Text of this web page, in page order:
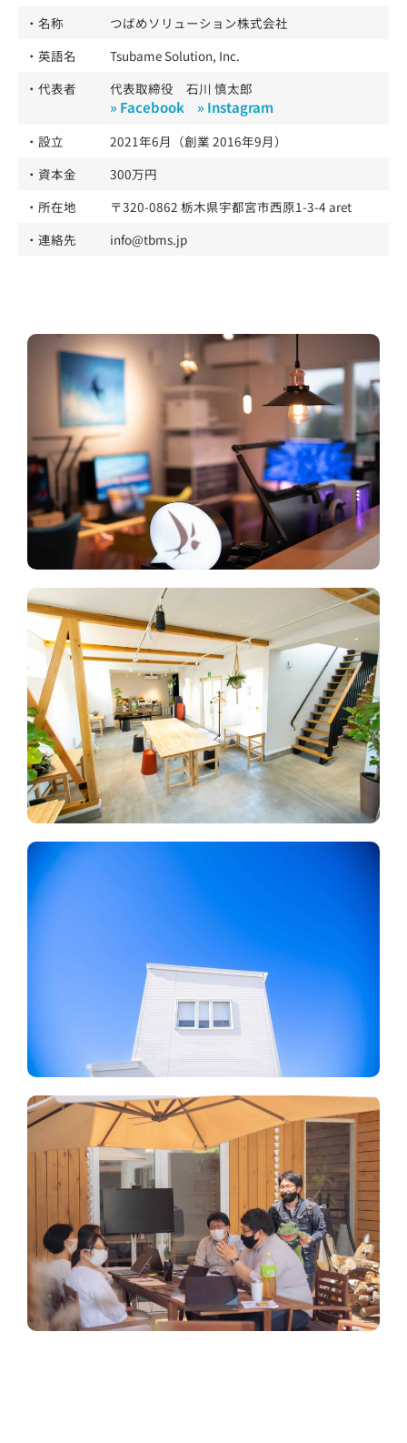
・名称
つばめソリューション株式会社
・英語名
Tsubame Solution, Inc.
・代表者
代表取締役 石川 慎太郎
» Facebook » Instagram
・設立
2021年6月（創業 2016年9月）
・資本金
300万円
・所在地
〒320-0862 栃木県宇都宮市西原1-3-4 aret
・連絡先
info@tbms.jp